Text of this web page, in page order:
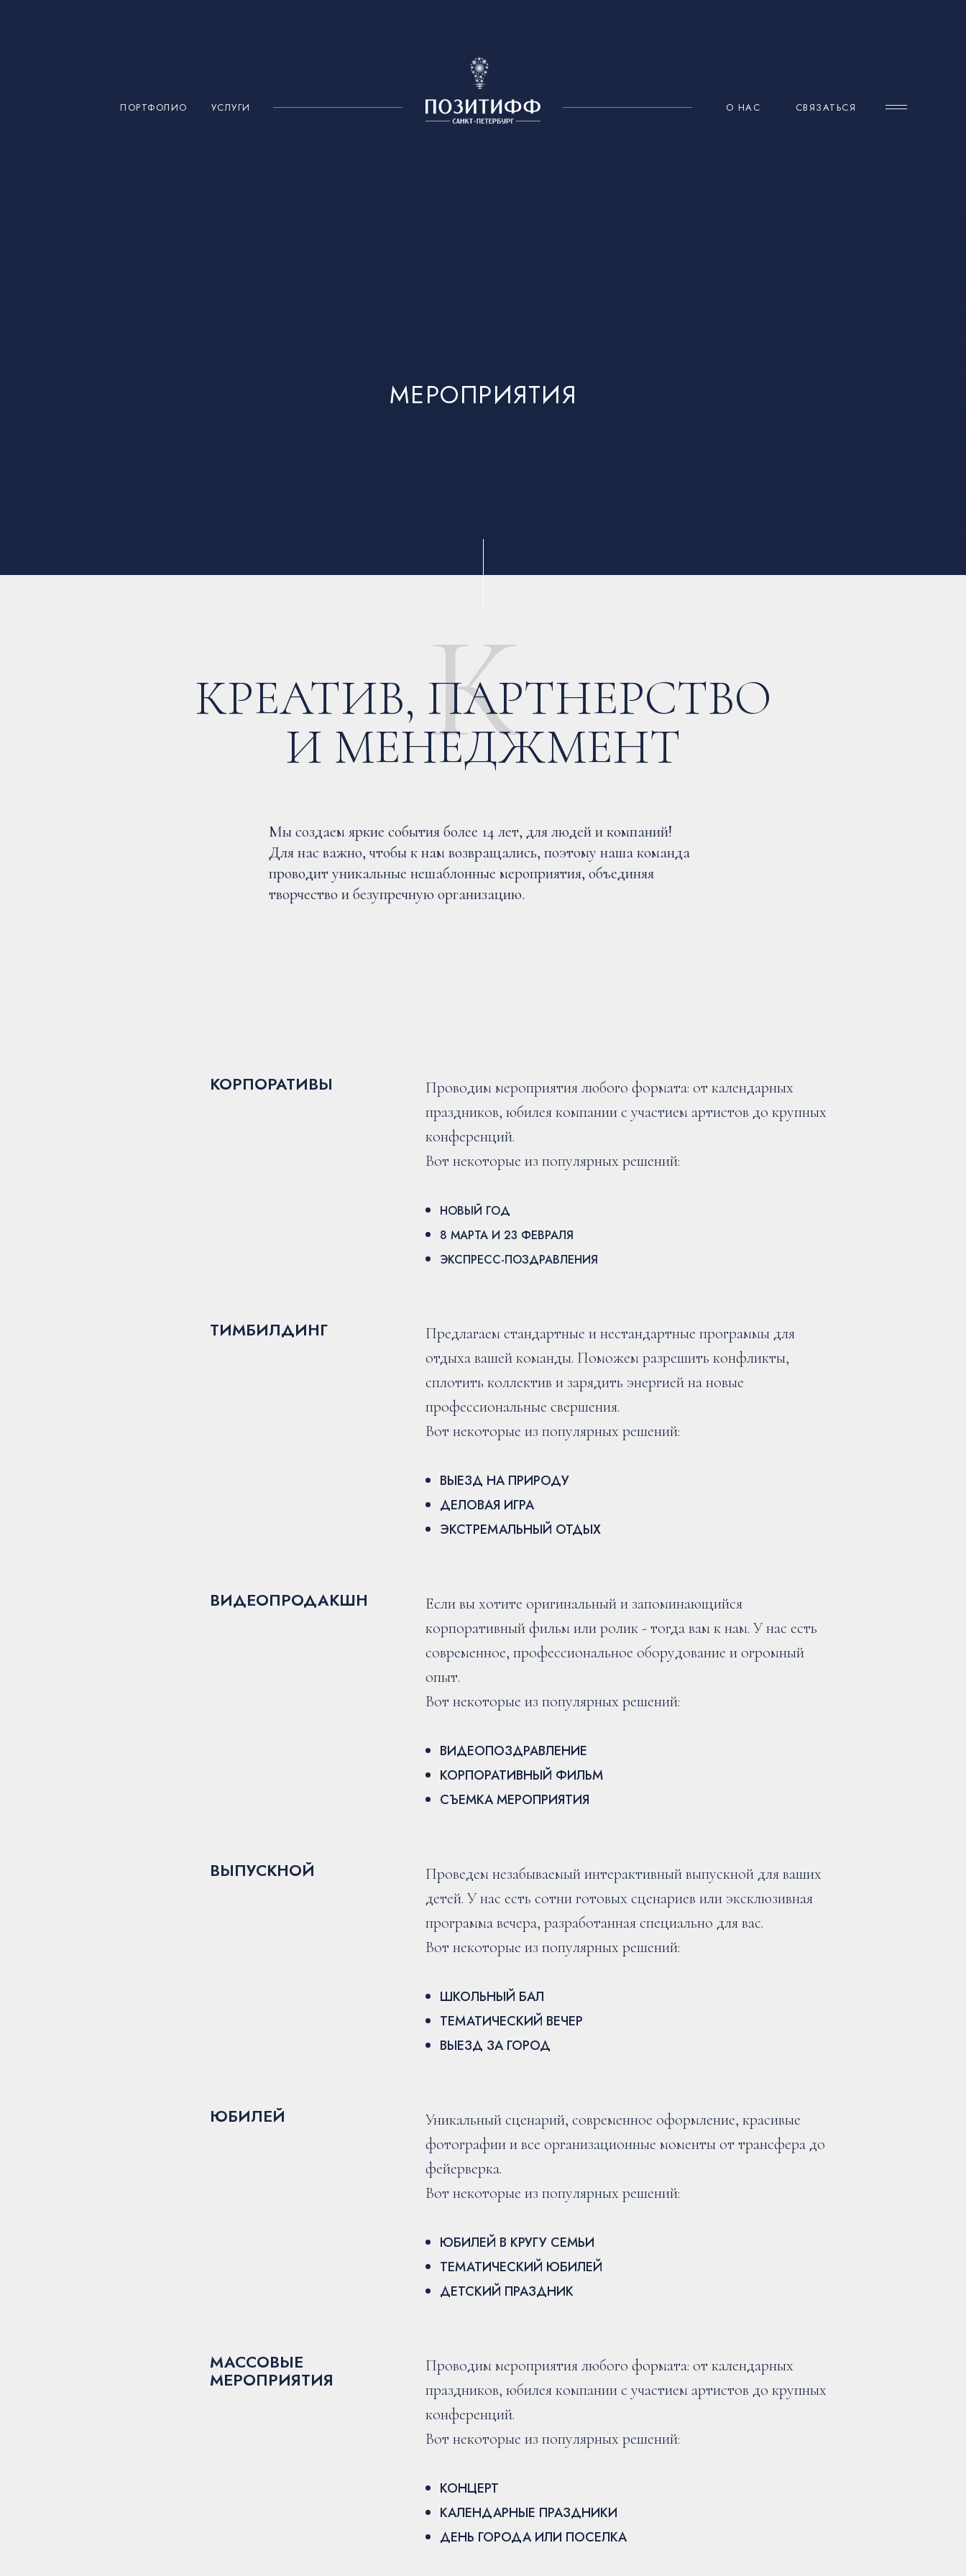
ПОРТФОЛИО УСЛУГИ О НАС СВЯЗАТЬСЯ
МЕРОПРИЯТИЯ
К
КРЕАТИВ, ПАРТНЕРСТВО
И МЕНЕДЖМЕНТ
Мы создаем яркие события более 14 лет, для людей и компаний!
Для нас важно, чтобы к нам возвращались, поэтому наша команда
проводит уникальные нешаблонные мероприятия, объединяя
творчество и безупречную организацию.
КОРПОРАТИВЫ
Проводим мероприятия любого формата: от календарных
праздников, юбилея компании с участием артистов до крупных
конференций.
Вот некоторые из популярных решений:
НОВЫЙ ГОД
8 МАРТА И 23 ФЕВРАЛЯ
ЭКСПРЕСС-ПОЗДРАВЛЕНИЯ
ТИМБИЛДИНГ
Предлагаем стандартные и нестандартные программы для
отдыха вашей команды. Поможем разрешить конфликты,
сплотить коллектив и зарядить энергией на новые
профессиональные свершения.
Вот некоторые из популярных решений:
ВЫЕЗД НА ПРИРОДУ
ДЕЛОВАЯ ИГРА
ЭКСТРЕМАЛЬНЫЙ ОТДЫХ
ВИДЕОПРОДАКШН
Если вы хотите оригинальный и запоминающийся
корпоративный фильм или ролик - тогда вам к нам. У нас есть
современное, профессиональное оборудование и огромный
опыт.
Вот некоторые из популярных решений:
ВИДЕОПОЗДРАВЛЕНИЕ
КОРПОРАТИВНЫЙ ФИЛЬМ
СЪЕМКА МЕРОПРИЯТИЯ
ВЫПУСКНОЙ
Проведем незабываемый интерактивный выпускной для ваших
детей. У нас есть сотни готовых сценариев или эксклюзивная
программа вечера, разработанная специально для вас.
Вот некоторые из популярных решений:
ШКОЛЬНЫЙ БАЛ
ТЕМАТИЧЕСКИЙ ВЕЧЕР
ВЫЕЗД ЗА ГОРОД
ЮБИЛЕЙ
Уникальный сценарий, современное оформление, красивые
фотографии и все организационные моменты от трансфера до
фейерверка.
Вот некоторые из популярных решений:
ЮБИЛЕЙ В КРУГУ СЕМЬИ
ТЕМАТИЧЕСКИЙ ЮБИЛЕЙ
ДЕТСКИЙ ПРАЗДНИК
МАССОВЫЕ
МЕРОПРИЯТИЯ
Проводим мероприятия любого формата: от календарных
праздников, юбилея компании с участием артистов до крупных
конференций.
Вот некоторые из популярных решений:
КОНЦЕРТ
КАЛЕНДАРНЫЕ ПРАЗДНИКИ
ДЕНЬ ГОРОДА ИЛИ ПОСЕЛКА